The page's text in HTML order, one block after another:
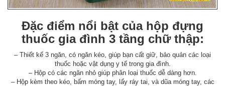
Đặc điểm nổi bật của hộp đựng
thuốc gia đình 3 tầng chữ thập:
– Thiết kế 3 ngăn, có ngăn kéo, giúp bạn cất giữ, bảo quản các loại
thuốc hoặc vật dụng y tế trong gia đình.
– Hộp có các ngăn nhỏ giúp phân loại thuốc dễ dàng hơn.
– Hộp kèm theo kéo, bấm móng tay, lấy ráy tai, và dũa móng tay, các